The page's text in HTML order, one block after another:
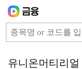
유니온머티리얼